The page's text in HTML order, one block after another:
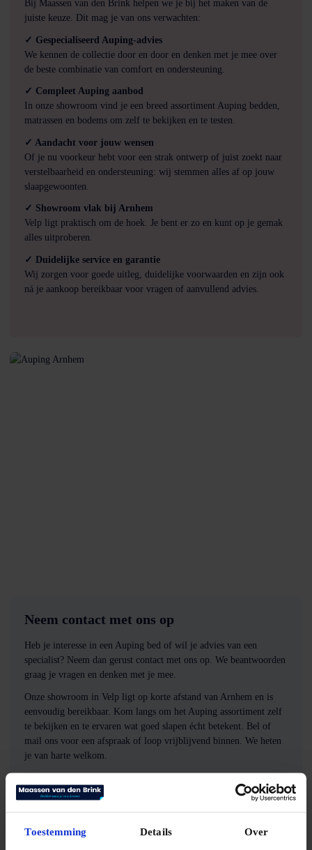
Toestemming Details Over
Bij Maassen van den Brink helpen we je bij het maken van de
juiste keuze. Dit mag je van ons verwachten:
✓ Gespecialiseerd Auping-advies
We kennen de collectie door en door en denken met je mee over
de beste combinatie van comfort en ondersteuning.
✓ Compleet Auping aanbod
In onze showroom vind je een breed assortiment Auping bedden,
matrassen en bodems om zelf te bekijken en te testen.
✓ Aandacht voor jouw wensen
Of je nu voorkeur hebt voor een strak ontwerp of juist zoekt naar
verstelbaarheid en ondersteuning: wij stemmen alles af op jouw
slaapgewoonten.
✓ Showroom vlak bij Arnhem
Velp ligt praktisch om de hoek. Je bent er zo en kunt op je gemak
alles uitproberen.
✓ Duidelijke service en garantie
Wij zorgen voor goede uitleg, duidelijke voorwaarden en zijn ook
ná je aankoop bereikbaar voor vragen of aanvullend advies.
Neem contact met ons op
Heb je interesse in een Auping bed of wil je advies van een
specialist? Neem dan gerust contact met ons op. We beantwoorden
graag je vragen en denken met je mee.
Onze showroom in Velp ligt op korte afstand van Arnhem en is
eenvoudig bereikbaar. Kom langs om het Auping assortiment zelf
te bekijken en te ervaren wat goed slapen écht betekent. Bel of
mail ons voor een afspraak of loop vrijblijvend binnen. We heten
je van harte welkom.
Maak een afspraak!